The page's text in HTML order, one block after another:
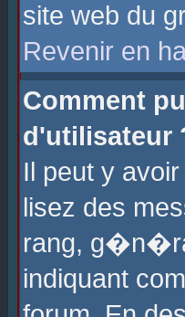
site web du
Revenir en
Comment
d'utilisateur
Il peut y
lisez des
rang,
indiquant